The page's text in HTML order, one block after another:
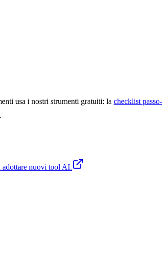
usa i nostri strumenti gratuiti: la checklist passo-
nuovi tool AI.